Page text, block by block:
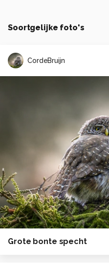
Soortgelijke foto's
CordeBruijn
Grote bonte specht